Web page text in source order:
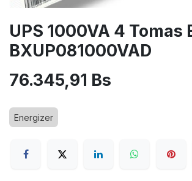
UPS 1000VA 4 Tomas
BXUP081000VAD
76.345,91 Bs
Energizer